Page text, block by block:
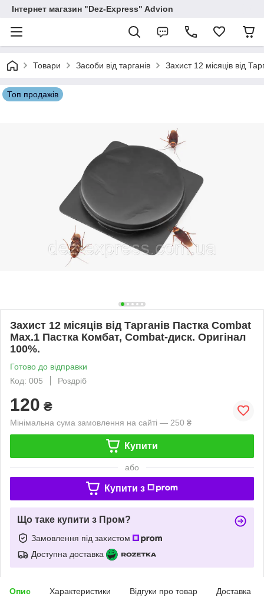
Інтернет магазин "Dez-Express" Advion
Товари Засоби від тарганів Захист 12 місяців від
Топ продажів
Захист 12 місяців від Тарганів Пастка Combat
Max.1 Пастка Комбат, Combat-диск. Оригінал
100%.
Готово до відправки
Код: 005
Роздріб
120 ₴
Мінімальна сума замовлення на сайті — 250 ₴
Купити
або
Купити з
Що таке купити з Пром?
Замовлення під захистом
Доступна доставка
Опис Характеристики Відгуки про товар Доставка